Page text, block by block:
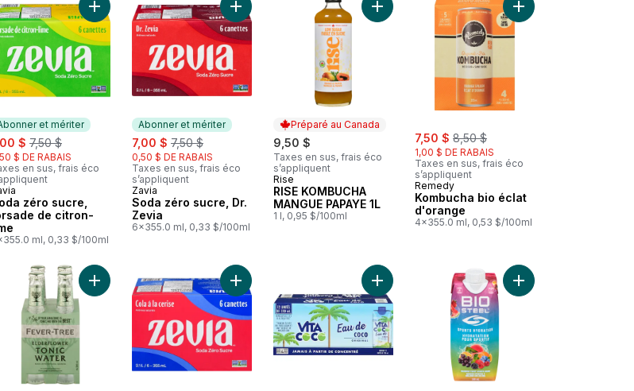
et lime Soda au panier
et mériter
$ , formerly:
7,50 $
$ DE RABAIS
en sus, frais éco
et mériter
zéro sucre,
de citron-
ml, 0,33 $/100ml
Ajouter Soda zéro sucre, torsade de citron-lime au panier
Abonner et mériter
sale:
7,00 $ , formerly:
7,50 $
0,50 $ DE RABAIS
Taxes en sus, frais éco
s’appliquent
Abonner et mériter
Zavia
Soda zéro sucre, Dr.
Zevia
6x355.0 ml, 0,33 $/100ml
Ajouter Soda zéro sucre, Dr. Zevia au panier
Préparé au Canada
9,50 $
Taxes en sus, frais éco
s’appliquent
Préparé au Canada
Rise
RISE KOMBUCHA
MANGUE PAPAYE 1L
1 l, 0,95 $/100ml
Ajouter RISE KOMBUCHA MANGUE PAPAYE 1L
sale:
7,50 $ , formerly:
8,50 $
1,00 $ DE RABAIS
Taxes en sus, frais éco
s’appliquent
Remedy
Kombucha bio éclat
d'orange
4x355.0 ml, 0,53 $/100ml
Ajouter Kombucha
de coco au panierAjouter Eau Tonique à la Fleur de Sureau au panierAjouter Soda zéro sucre, cola à la cerise au panier
Ajouter Vita Coco Pur Fp 12Ct au panier
Ajouter Boisson pour